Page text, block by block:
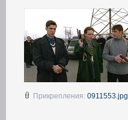
Прикрепления: 0911553.jpg